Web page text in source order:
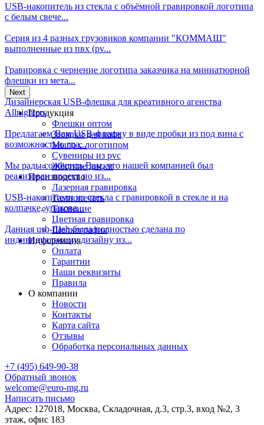
USB-накопитель из стекла с объёмной гравировкой логотипа
с белым свече...
Серия из 4 разных грузовиков компании "КОММАШ"
выполненные из пвх (pv...
Гравировка с чернение логотипа заказчика на миниатюрной
флешки из мета...
Дизайнерская USB-флешка для креативного агенства
Allnighters
Предлагаем Вам USB-флешку в виде пробки из под вина с
возможностью гра...
Мы рады сообщить Вам, что нашей компанией был
реализован проект по из...
USB-накопители из стекла с гравировкой в стекле и на
колпачке, упакова...
Данная usb-flash была полностью сделана по
индивидуальному дизайну из...
Next
Продукция
Флешки оптом
Зарядки для кафе
Мыло с логотипом
Сувениры из pvc
Жёсткие диски
Производство
Лазерная гравировка
Тампопечать
Тиснение
Цветная гравировка
Шелкография
Информация
Оплата
Гарантии
Наши реквизиты
Правила
О компании
Новости
Контакты
Карта сайта
Отзывы
Обработка персональных данных
+7 (495) 649-90-38
Обратный звонок
welcome@euro-mg.ru
Написать письмо
Адрес: 127018, Москва, Складочная, д.3, стр.3, вход №2, 3
этаж, офис 183